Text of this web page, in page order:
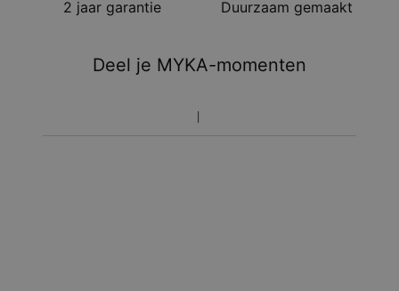
inclusief de productietijd is.
Houd er rekening mee dat gepersonaliseerde sieraden uniek
2 jaar garantie Duurzaam gemaakt
Deel je MYKA-momenten